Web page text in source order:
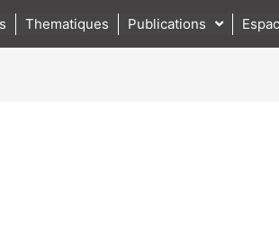
Thematiques Publications